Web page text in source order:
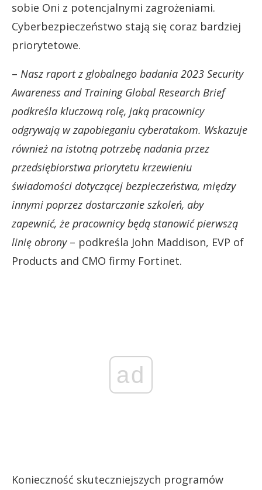
sobie Oni z potencjalnymi zagrożeniami.
Cyberbezpieczeństwo stają się coraz bardziej
priorytetowe.
– Nasz raport z globalnego badania 2023 Security
Awareness and Training Global Research Brief
podkreśla kluczową rolę, jaką pracownicy
odgrywają w zapobieganiu cyberatakom. Wskazuje
również na istotną potrzebę nadania przez
przedsiębiorstwa priorytetu krzewieniu
świadomości dotyczącej bezpieczeństwa, między
innymi poprzez dostarczanie szkoleń, aby
zapewnić, że pracownicy będą stanowić pierwszą
linię obrony– podkreśla John Maddison, EVP of
Products and CMO firmy Fortinet.
ad
Konieczność skuteczniejszych programów